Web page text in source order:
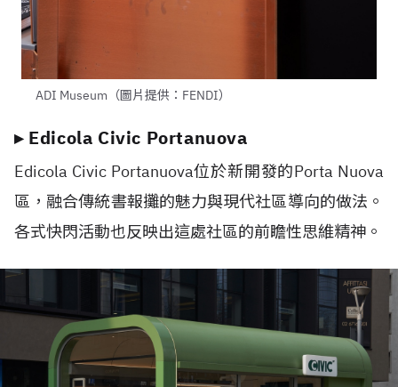
ADI Museum（圖片提供：FENDI）
▸ Edicola Civic Portanuova
Edicola Civic Portanuova位於新開發的Porta Nuova
區，融合傳統書報攤的魅力與現代社區導向的做法。
各式快閃活動也反映出這處社區的前瞻性思維精神。